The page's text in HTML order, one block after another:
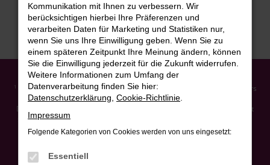
1
Ehemaliger Neupreis (Unverbindliche Preisempfehlung des Herstellers
am Tag der Erstzulassung).
Der errechnete Preisvorteil sowie die angegebene Ersparnis errechnet
sich gegenüber der ehemaligen unverbindlichen Preisempfehlung des
Herstellers am Tag der Erstzulassung (Neupreis).
Bruttopreise. Irrtümer vorbehalten.
Kommunikation mit Ihnen zu verbessern. Wir
berücksichtigen hierbei Ihre Präferenzen und
verarbeiten Daten für Marketing und Statistiken nur,
wenn Sie uns Ihre Einwilligung geben. Wenn Sie zu
einem späteren Zeitpunkt Ihre Meinung ändern, können
Sie die Einwilligung jederzeit für die Zukunft widerrufen.
Weitere Informationen zum Umfang der
Datenverarbeitung finden Sie hier:
Datenschutzerklärung Cookie-Richtlinie
Impressum
Folgende Kategorien von Cookies werden von uns eingesetzt:
Essentiell